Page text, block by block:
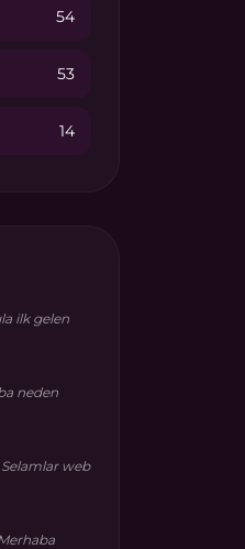
54
53
14
ilk gelen
neden
web